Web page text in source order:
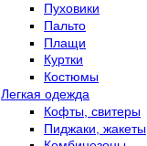
Пуховики
Пальто
Плащи
Куртки
Костюмы
Легкая одежда
Кофты, свитеры
Пиджаки, жакеты